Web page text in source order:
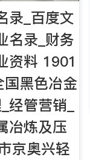
录_百度文
名录_财务
资料 1901
黑色冶金
经管营销_
冶炼及压
京奥兴轻